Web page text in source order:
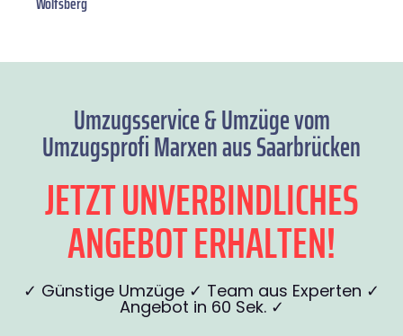
Umzugsservice & Umzüge vom
Umzugsprofi Marxen aus Saarbrücken
JETZT UNVERBINDLICHES
ANGEBOT ERHALTEN!
✓ Günstige Umzüge ✓ Team aus Experten ✓
Angebot in 60 Sek. ✓